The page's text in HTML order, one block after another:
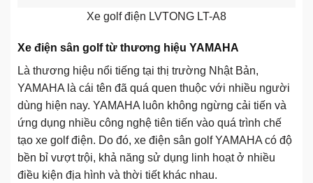
Xe golf điện LVTONG LT-A8
Xe điện sân golf từ thương hiệu YAMAHA
Là thương hiệu nổi tiếng tại thị trường Nhật Bản,
YAMAHA là cái tên đã quá quen thuộc với nhiều người
dùng hiện nay. YAMAHA luôn không ngừng cải tiến và
ứng dụng nhiều công nghệ tiên tiến vào quá trình chế
tạo xe golf điện. Do đó, xe điện sân golf YAMAHA có độ
bền bỉ vượt trội, khả năng sử dụng linh hoạt ở nhiều
điều kiện địa hình và thời tiết khác nhau.